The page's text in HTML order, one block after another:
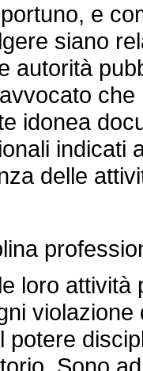
e
siano
autorità
idonea
indicati
delle
attività
potere